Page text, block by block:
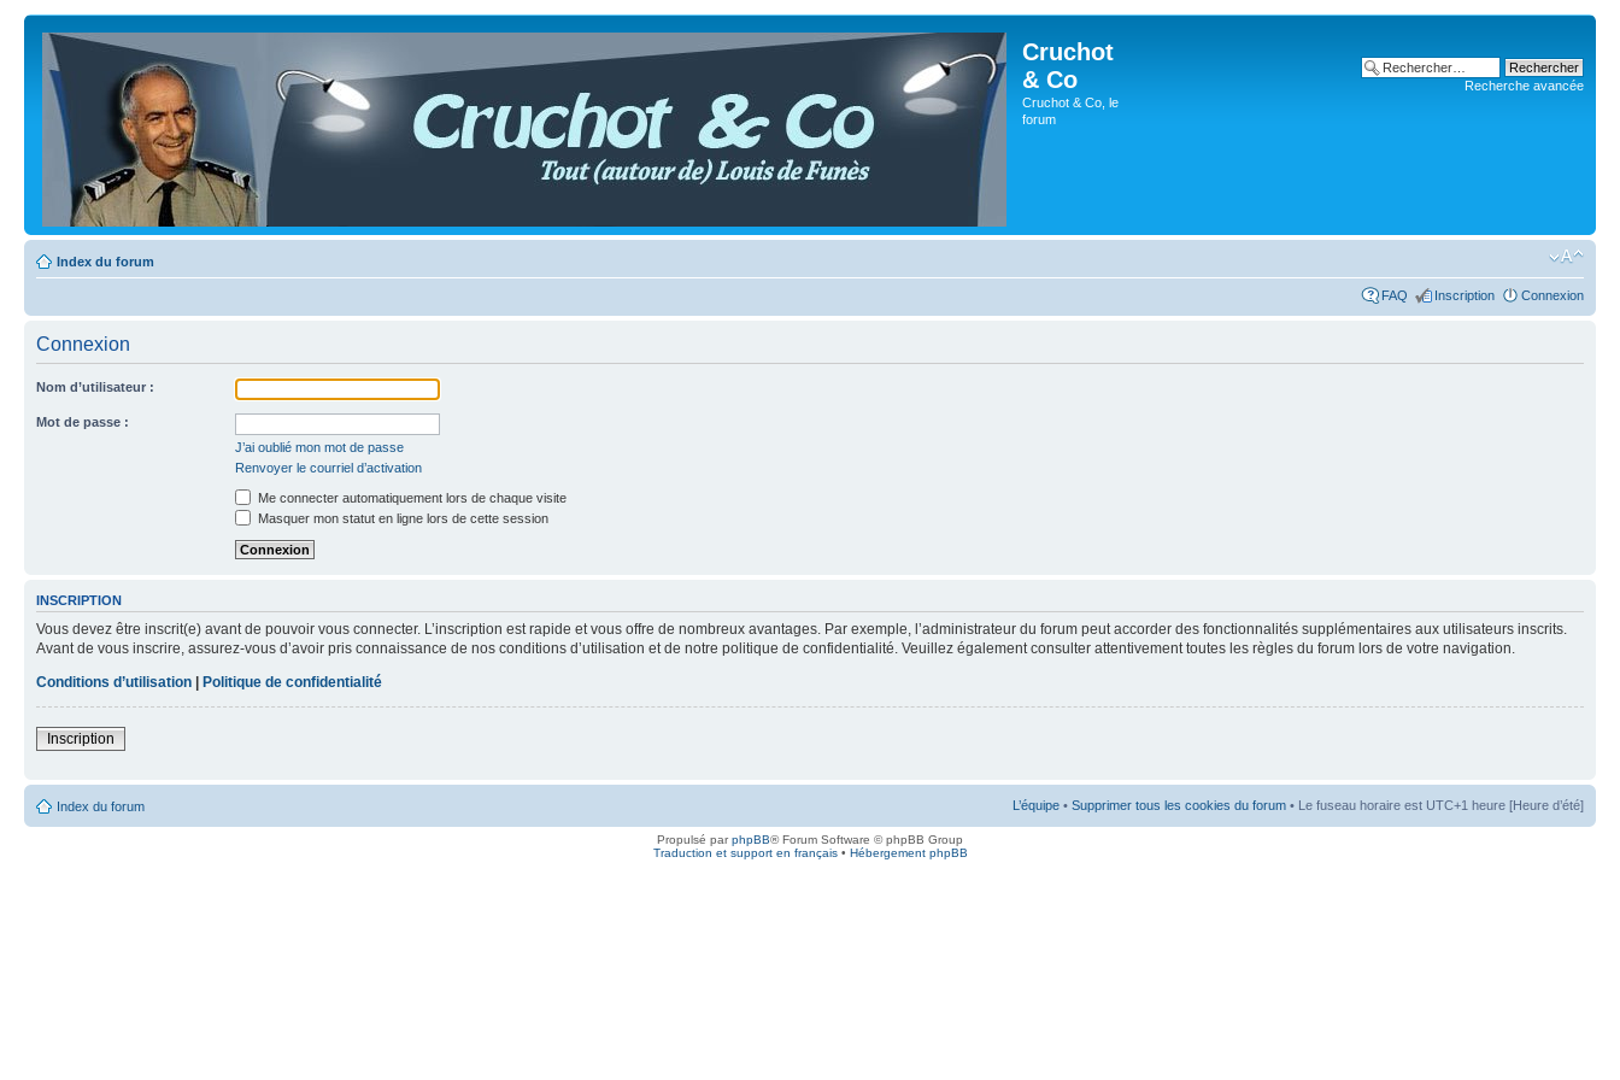
Cruchot
& Co
Cruchot & Co, le
forum
Recherche avancée
Index du forum
FAQ Inscription Connexion
Connexion
Nom d’utilisateur :
Mot de passe :
J’ai oublié mon mot de passe
Renvoyer le courriel d’activation
Me connecter automatiquement lors de chaque visite
Masquer mon statut en ligne lors de cette session
INSCRIPTION
Vous devez être inscrit(e) avant de pouvoir vous connecter. L’inscription est rapide et vous offre de nombreux avantages. Par exemple, l’administrateur du forum peut accorder des fonctionnalités supplémentaires aux utilisateurs inscrits.
Avant de vous inscrire, assurez-vous d’avoir pris connaissance de nos conditions d’utilisation et de notre politique de confidentialité. Veuillez également consulter attentivement toutes les règles du forum lors de votre navigation.
Conditions d’utilisation | Politique de confidentialité
Inscription
Index du forum L’équipe • Supprimer tous les cookies du forum • Le fuseau horaire est UTC+1 heure [Heure d’été]
Propulsé parphpBB® Forum Software © phpBB Group
Traduction et support en français• Hébergement phpBB